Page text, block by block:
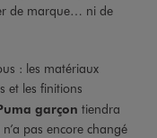
de marque… ni de
: les matériaux
et les finitions
garçon tiendra
pas encore changé